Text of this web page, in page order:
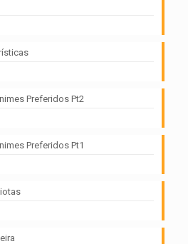
Preferidos Pt2
Preferidos Pt1